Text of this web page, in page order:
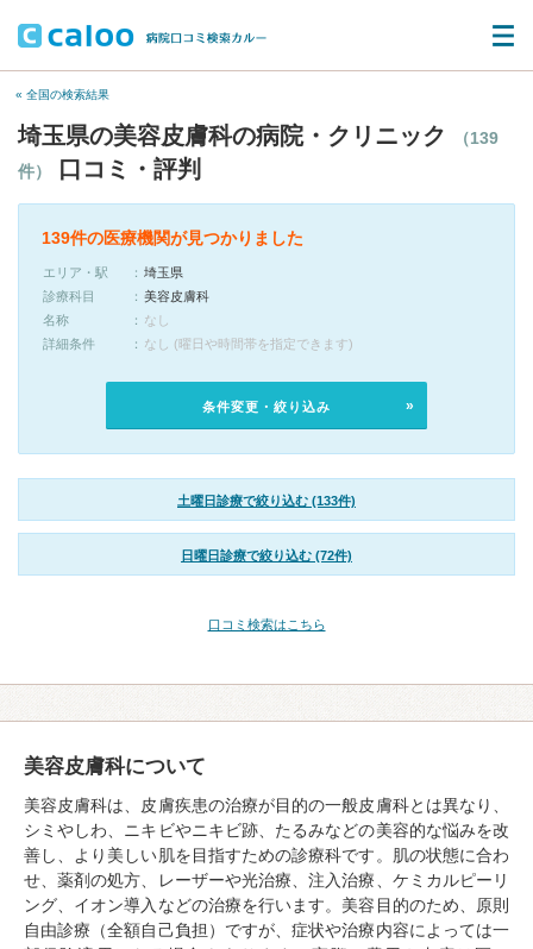
« 全国の検索結果
埼玉県の美容皮膚科の病院・クリニック
（139
件）
口コミ・評判
139件の医療機関が見つかりました
エリア・駅
埼玉県
診療科目
美容皮膚科
名称
なし
詳細条件
なし (曜日や時間帯を指定できます)
条件変更・絞り込み
土曜日診療で絞り込む (133件)
日曜日診療で絞り込む (72件)
口コミ検索はこちら
美容皮膚科について
美容皮膚科は、皮膚疾患の治療が目的の一般皮膚科とは異なり、
シミやしわ、ニキビやニキビ跡、たるみなどの美容的な悩みを改
善し、より美しい肌を目指すための診療科です。肌の状態に合わ
せ、薬剤の処方、レーザーや光治療、注入治療、ケミカルピーリ
ング、イオン導入などの治療を行います。美容目的のため、原則
自由診療（全額自己負担）ですが、症状や治療内容によっては一